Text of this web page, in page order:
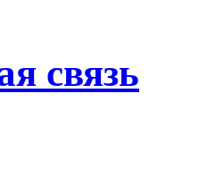
связь